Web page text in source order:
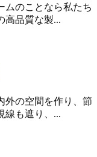
ムのことなら私たち
高品質な製...
外の空間を作り、節
線も遮り、...